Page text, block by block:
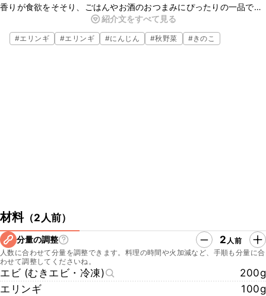
香りが食欲をそそり、ごはんやお酒のおつまみにぴったりの一品で
す。エリンギ以外にもえのきやしめじなどお好みのきのこを加えても
おいしく食べられますよ。ぜひ作ってみてくださいね。
紹介文をすべて見る
#エリンギ #エリンギ #にんじん #秋野菜 #きのこ
材料（2人前）
分量の調整 2 人前
人数に合わせて分量を調整できます。料理の時間や火加減など、手順も分量に合
わせて調整してくださいね。
エビ (むきエビ・冷凍)
200g
エリンギ
100g